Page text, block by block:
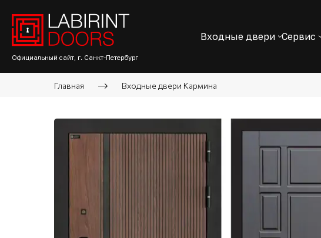
Официальный сайт, г. Санкт-Петербург
Входные двери Сервис
Главная Входные двери Кармина